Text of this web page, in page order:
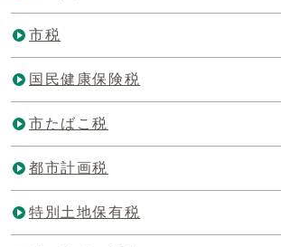
市税
国民健康保険税
市たばこ税
都市計画税
特別土地保有税